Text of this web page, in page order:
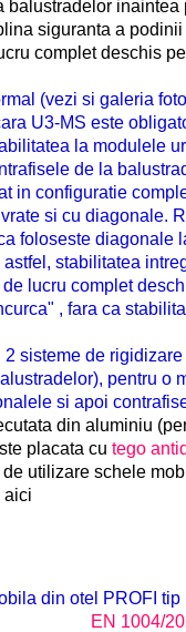
balustradelor
siguranta a
complet deschis
(vezi si galeria
U3-MS este
la modulele
de la
in configuratie
si cu diagonale.
foloseste diagonale
stabilitatea
lucru complet
, fara ca
sisteme de
pentru o
si apoi
din aluminiu
placata cu tego
de utilizare schele
aici
din otel PROFI tip
EN 1004/